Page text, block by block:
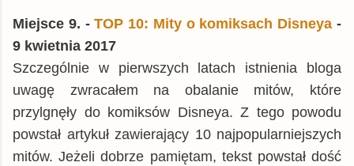
Miejsce 9. -TOP 10: Mity o komiksach Disneya -
9 kwietnia 2017
Szczególnie w pierwszych latach istnienia bloga
uwagę zwracałem na obalanie mitów, które
przylgnęły do komiksów Disneya. Z tego powodu
powstał artykuł zawierający 10 najpopularniejszych
mitów. Jeżeli dobrze pamiętam, tekst powstał dość